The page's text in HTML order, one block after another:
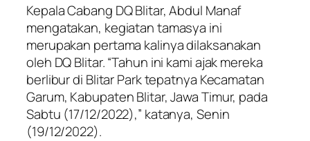
Kepala Cabang DQ Blitar, Abdul Manaf
mengatakan, kegiatan tamasya ini
merupakan pertama kalinya dilaksanakan
oleh DQ Blitar. “Tahun ini kami ajak mereka
berlibur di Blitar Park tepatnya Kecamatan
Garum, Kabupaten Blitar, Jawa Timur, pada
Sabtu (17/12/2022),” katanya, Senin
(19/12/2022).